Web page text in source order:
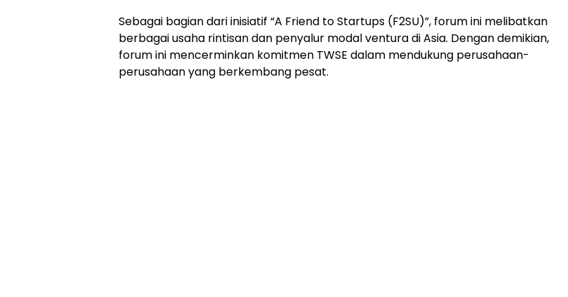
Sebagai bagian dari inisiatif “A Friend to Startups (F2SU)”, forum ini melibatkan
berbagai usaha rintisan dan penyalur modal ventura di Asia. Dengan demikian,
forum ini mencerminkan komitmen TWSE dalam mendukung perusahaan-
perusahaan yang berkembang pesat.